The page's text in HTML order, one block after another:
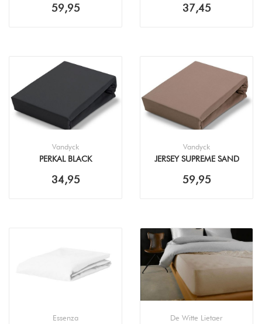
59,95 37,45
Vandyck
PERKAL BLACK
34,95
Vandyck
JERSEY SUPREME SAND
59,95
Essenza De Witte Lietaer